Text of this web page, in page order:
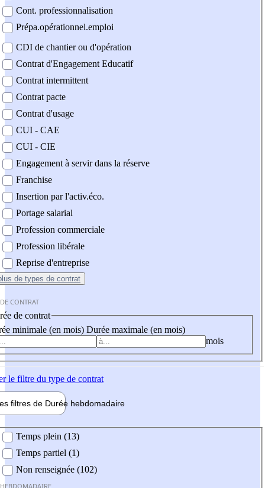
Cont. professionnalisation
Prépa.opérationnel.emploi
CDI de chantier ou d'opération
Contrat d'Engagement Educatif
Contrat intermittent
Contrat pacte
Contrat d'usage
CUI - CAE
CUI - CIE
Engagement à servir dans la réserve
Franchise
Insertion par l'activ.éco.
Portage salarial
Profession commerciale
Profession libérale
Reprise d'entreprise
de types de contrat
CONTRAT
de contrat
minimale (en mois) Durée maximale (en mois)
mois
le filtre du type de contrat
filtres de Durée hebdomadaire
Temps plein (13)
Temps partiel (1)
Non renseignée (102)